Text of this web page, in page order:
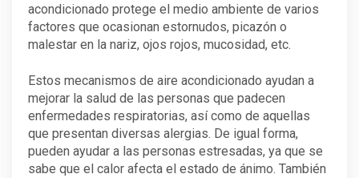
acondicionado protege el medio ambiente de varios
factores que ocasionan estornudos, picazón o
malestar en la nariz, ojos rojos, mucosidad, etc.
Estos mecanismos de aire acondicionado ayudan a
mejorar la salud de las personas que padecen
enfermedades respiratorias, así como de aquellas
que presentan diversas alergias. De igual forma,
pueden ayudar a las personas estresadas, ya que se
sabe que el calor afecta el estado de ánimo. También